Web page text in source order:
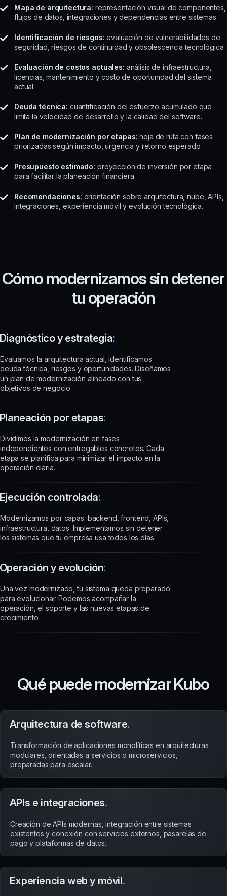
Mapa de arquitectura: representación visual de componentes,
flujos de datos, integraciones y dependencias entre sistemas.
Identificación de riesgos: evaluación de vulnerabilidades de
seguridad, riesgos de continuidad y obsolescencia tecnológica.
Evaluación de costos actuales: análisis de infraestructura,
licencias, mantenimiento y costo de oportunidad del sistema
actual.
Deuda técnica: cuantificación del esfuerzo acumulado que
limita la velocidad de desarrollo y la calidad del software.
Plan de modernización por etapas: hoja de ruta con fases
priorizadas según impacto, urgencia y retorno esperado.
Presupuesto estimado: proyección de inversión por etapa
para facilitar la planeación financiera.
Recomendaciones: orientación sobre arquitectura, nube, APIs,
integraciones, experiencia móvil y evolución tecnológica.
Cómo modernizamos sin detener
tu operación
y estrategia:
Evaluamos la arquitectura actual, identificamos
deuda técnica, riesgos y oportunidades. Diseñamos
un plan de modernización alineado con tus
objetivos de negocio.
por etapas:
Dividimos la modernización en fases
independientes con entregables concretos. Cada
etapa se planifica para minimizar el impacto en la
operación diaria.
controlada:
Modernizamos por capas: backend, frontend, APIs,
infraestructura, datos. Implementamos sin detener
los sistemas que tu empresa usa todos los días.
y evolución:
Una vez modernizado, tu sistema queda preparado
para evolucionar. Podemos acompañar la
operación, el soporte y las nuevas etapas de
crecimiento.
Qué puede modernizar Kubo
Arquitectura de software.
Transformación de aplicaciones monolíticas en arquitecturas
modulares, orientadas a servicios o microservicios,
preparadas para escalar.
APIs e integraciones.
Creación de APIs modernas, integración entre sistemas
existentes y conexión con servicios externos, pasarelas de
pago y plataformas de datos.
Experiencia web y móvil.